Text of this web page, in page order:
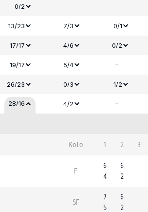
0/2 - -
13/23 7/3 0/1
17/17 4/6 0/2
19/17 5/4 -
26/23 0/3 1/2
28/16 4/2 -
Kolo 1 2 3
F
6
4
6
2
SF
7
5
6
2